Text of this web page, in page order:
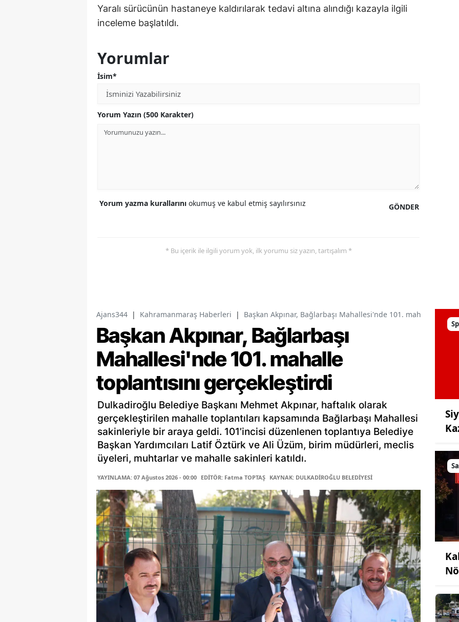
Yaralı sürücünün hastaneye kaldırılarak tedavi altına alındığı kazayla ilgili
inceleme başlatıldı.
Yorumlar
İsim*
Yorum Yazın (500 Karakter)
GÖNDER
Yorum yazma kurallarını okumuş ve kabul etmiş sayılırsınız
* Bu içerik ile ilgili yorum yok, ilk yorumu siz yazın, tartışalım *
Ajans344 | Kahramanmaraş Haberleri | Başkan Akpınar, Bağlarbaşı Mahallesi'nde 101. mahalle
Başkan Akpınar, Bağlarbaşı
Mahallesi'nde 101. mahalle
toplantısını gerçekleştirdi
Dulkadiroğlu Belediye Başkanı Mehmet Akpınar, haftalık olarak
gerçekleştirilen mahalle toplantıları kapsamında Bağlarbaşı Mahallesi
sakinleriyle bir araya geldi. 101’incisi düzenlenen toplantıya Belediye
Başkan Yardımcıları Latif Öztürk ve Ali Üzüm, birim müdürleri, meclis
üyeleri, muhtarlar ve mahalle sakinleri katıldı.
YAYINLAMA: 07 Ağustos 2026 - 00:00 EDİTÖR: Fatma TOPTAŞ KAYNAK: DULKADİROĞLU BELEDİYESİ